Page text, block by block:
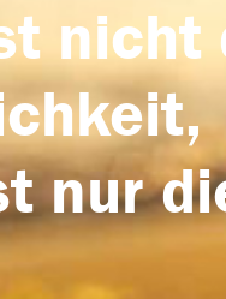
nur